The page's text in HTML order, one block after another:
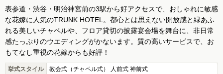
表参道・渋谷・明治神宮前の3駅から好アクセスで、おしゃれに敏感
な花嫁に人気のTRUNK HOTEL。都心とは思えない開放感と緑あふ
れる美しいチャペルや、フロア貸切の披露宴会場を舞台に、非日常
感たっぷりのウエディングがかないます。質の高いサービスで、お
もてなし重視の花嫁からも好評！
挙式スタイル
教会式（チャペル式） 人前式 神前式